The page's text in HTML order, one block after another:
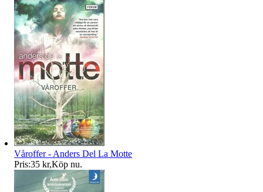
Våroffer - Anders Del La Motte
Pris:35 kr,Köp nu.